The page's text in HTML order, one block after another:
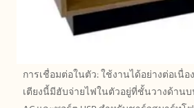
การเชื่อมต่อในตัว: ใช้งานได้อย่างต่อเนื่
เตียงนี้มีฮับจ่ายไฟในตัวอยู่ที่ชั้นวางด้าน